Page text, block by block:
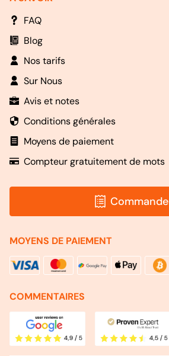
FAQ
Blog
Nos tarifs
Sur Nous
Avis et notes
Conditions générales
Moyens de paiement
Compteur gratuitement de mots
MOYENS DE PAIEMENT
COMMENTAIRES